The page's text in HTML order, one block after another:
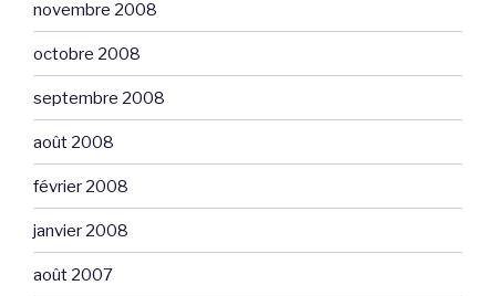
novembre 2008
octobre 2008
septembre 2008
août 2008
février 2008
janvier 2008
août 2007